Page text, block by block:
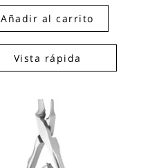
Añadir al carrito
Vista rápida